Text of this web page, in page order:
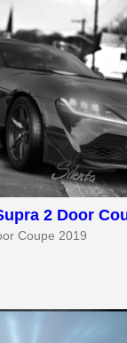
2 Door
Coupe 2019